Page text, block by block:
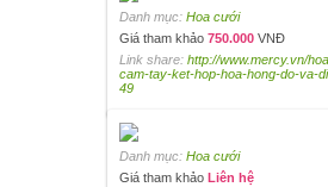
Danh mục: Hoa cưới
Giá tham khảo 750.000 VNĐ
Link share: http://www.mercy.vn/
cam-tay-ket-hop-hoa-hong-do-va-
49
Danh mục: Hoa cưới
Giá tham khảo Liên hệ